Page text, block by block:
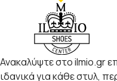
Ανακαλύψτε στο ilmio.gr
ιδανικά για κάθε στυλ,